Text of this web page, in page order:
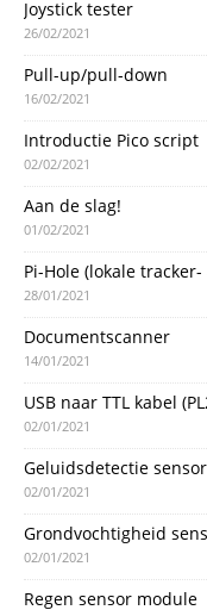
Joystick tester
26/02/2021
Pull-up/pull-down
16/02/2021
Introductie Pico script
02/02/2021
Aan de slag!
01/02/2021
Pi-Hole (lokale
28/01/2021
Documentscanner
14/01/2021
USB naar TTL kabel
02/01/2021
Geluidsdetectie
02/01/2021
Grondvochtigheid
02/01/2021
Regen sensor module